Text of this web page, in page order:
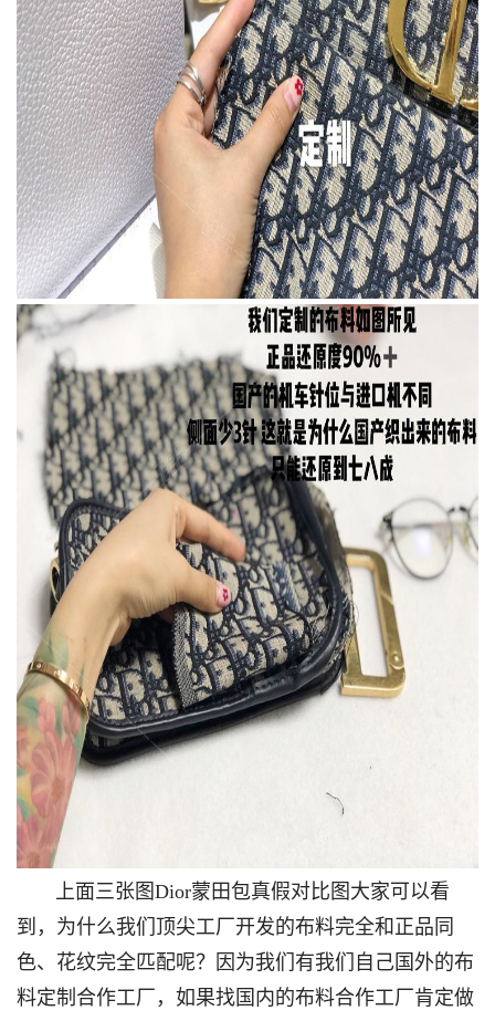
上面三张图Dior蒙田包真假对比图大家可以看
到，为什么我们顶尖工厂开发的布料完全和正品同
色、花纹完全匹配呢？因为我们有我们自己国外的布
料定制合作工厂，如果找国内的布料合作工厂肯定做